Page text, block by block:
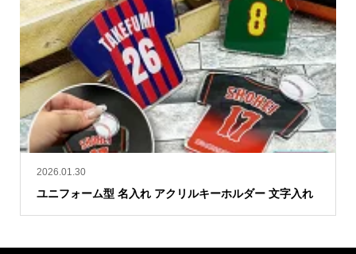
2026.01.30
ユニフォーム型 名入れ アクリルキーホルダー 文字入れ